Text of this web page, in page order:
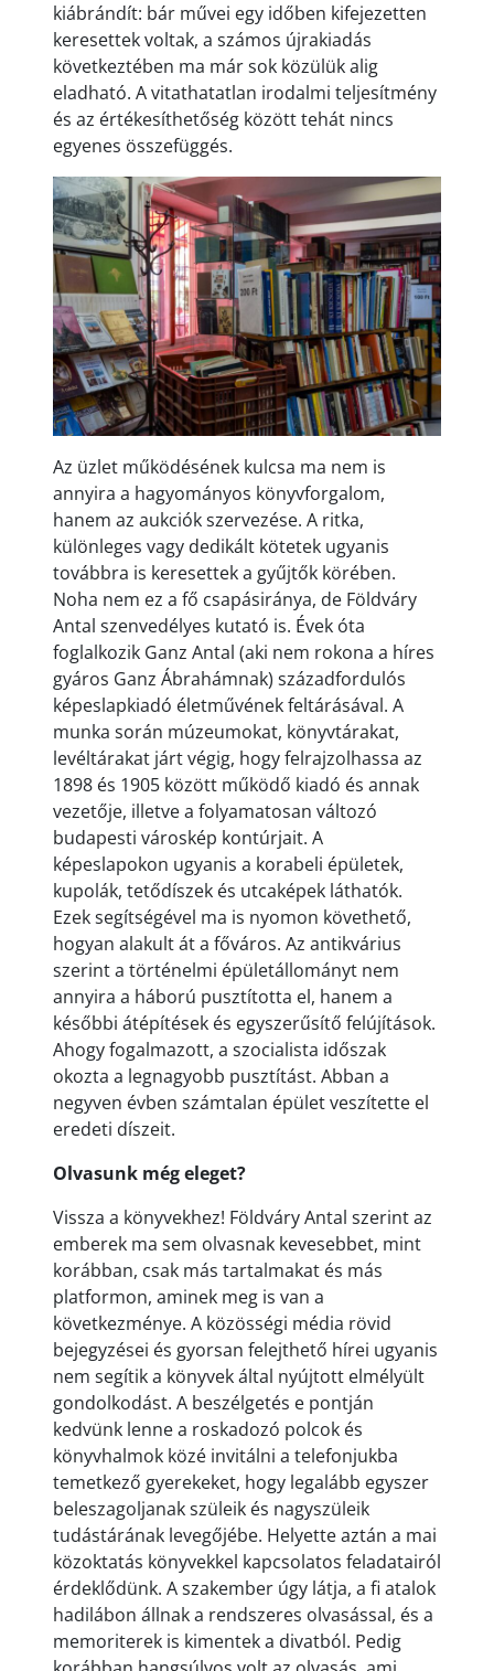
kiábrándít: bár művei egy időben kifejezetten
keresettek voltak, a számos újrakiadás
következtében ma már sok közülük alig
eladható. A vitathatatlan irodalmi teljesítmény
és az értékesíthetőség között tehát nincs
egyenes összefüggés.
Az üzlet működésének kulcsa ma nem is
annyira a hagyományos könyvforgalom,
hanem az aukciók szervezése. A ritka,
különleges vagy dedikált kötetek ugyanis
továbbra is keresettek a gyűjtők körében.
Noha nem ez a fő csapásiránya, de Földváry
Antal szenvedélyes kutató is. Évek óta
foglalkozik Ganz Antal (aki nem rokona a híres
gyáros Ganz Ábrahámnak) századfordulós
képeslapkiadó életművének feltárásával. A
munka során múzeumokat, könyvtárakat,
levéltárakat járt végig, hogy felrajzolhassa az
1898 és 1905 között működő kiadó és annak
vezetője, illetve a folyamatosan változó
budapesti városkép kontúrjait. A
képeslapokon ugyanis a korabeli épületek,
kupolák, tetődíszek és utcaképek láthatók.
Ezek segítségével ma is nyomon követhető,
hogyan alakult át a főváros. Az antikvárius
szerint a történelmi épületállományt nem
annyira a háború pusztította el, hanem a
későbbi átépítések és egyszerűsítő felújítások.
Ahogy fogalmazott, a szocialista időszak
okozta a legnagyobb pusztítást. Abban a
negyven évben számtalan épület veszítette el
eredeti díszeit.
Olvasunk még eleget?
Vissza a könyvekhez! Földváry Antal szerint az
emberek ma sem olvasnak kevesebbet, mint
korábban, csak más tartalmakat és más
platformon, aminek meg is van a
következménye. A közösségi média rövid
bejegyzései és gyorsan felejthető hírei ugyanis
nem segítik a könyvek által nyújtott elmélyült
gondolkodást. A beszélgetés e pontján
kedvünk lenne a roskadozó polcok és
könyvhalmok közé invitálni a telefonjukba
temetkező gyerekeket, hogy legalább egyszer
beleszagoljanak szüleik és nagyszüleik
tudástárának levegőjébe. Helyette aztán a mai
közoktatás könyvekkel kapcsolatos feladatairól
érdeklődünk. A szakember úgy látja, a fi atalok
hadilábon állnak a rendszeres olvasással, és a
memoriterek is kimentek a divatból. Pedig